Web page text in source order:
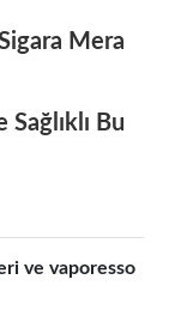
Buhar
ve vaporesso